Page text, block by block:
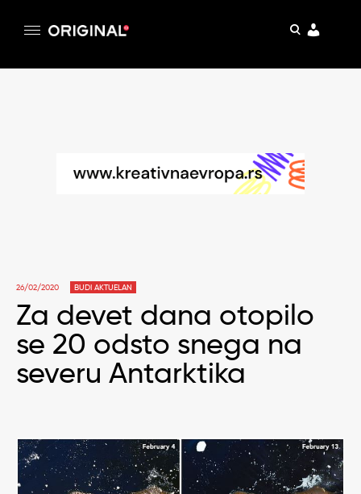
pretraga
26/02/2020 BUDI AKTUELAN
Za devet dana otopilo
se 20 odsto snega na
severu Antarktika